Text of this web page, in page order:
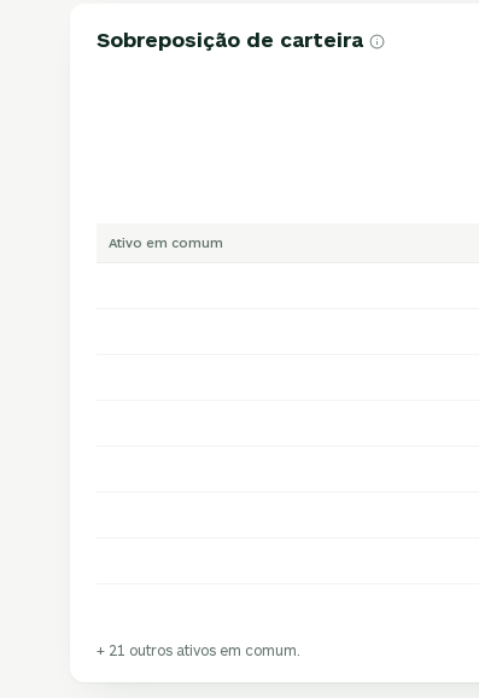
Sobreposição de carteira
Ativo em comum
+ 21 outros ativos em comum.